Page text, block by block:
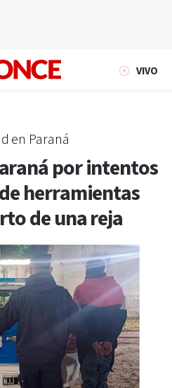
VIVO
en Paraná
por intentos
herramientas
de una reja